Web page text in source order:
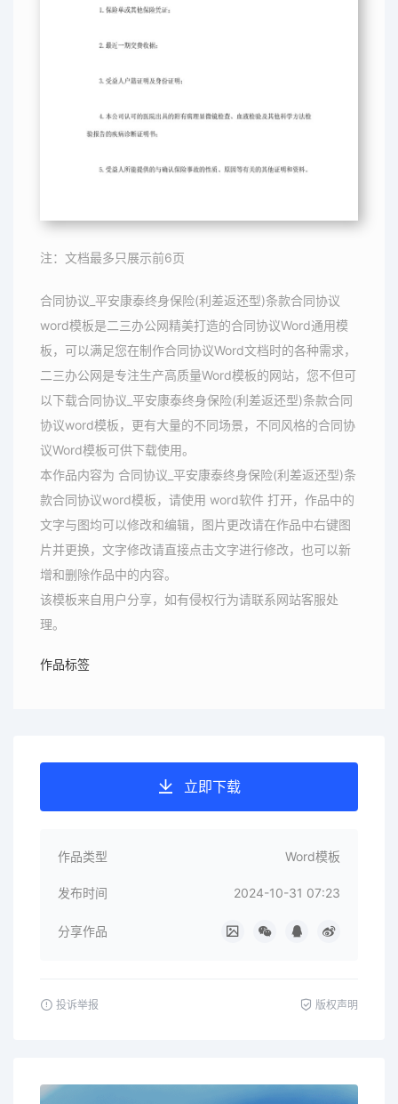
注：文档最多只展示前6页
合同协议_平安康泰终身保险(利差返还型)条款合同协议
word模板是二三办公网精美打造的合同协议Word通用模
板，可以满足您在制作合同协议Word文档时的各种需求，
二三办公网是专注生产高质量Word模板的网站，您不但可
以下载合同协议_平安康泰终身保险(利差返还型)条款合同
协议word模板，更有大量的不同场景，不同风格的合同协
议Word模板可供下载使用。
本作品内容为 合同协议_平安康泰终身保险(利差返还型)条
款合同协议word模板，请使用 word软件 打开，作品中的
文字与图均可以修改和编辑，图片更改请在作品中右键图
片并更换，文字修改请直接点击文字进行修改，也可以新
增和删除作品中的内容。
该模板来自用户分享，如有侵权行为请联系网站客服处
理。
作品标签
立即下载
作品类型 Word模板
发布时间 2024-10-31 07:23
分享作品
投诉举报 版权声明